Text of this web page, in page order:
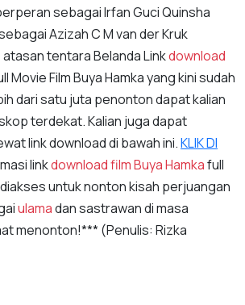
sebagai Irfan Guci Quinsha
Azizah C M van der Kruk
tentara Belanda Linkdownload
Movie Film Buya Hamka yang kini sudah
dari satu juta penonton dapat kalian
terdekat. Kalian juga dapat
link download di bawah ini.KLIK DI
linkdownload film Buya Hamkafull
untuk nonton kisah perjuangan
ulamadan sastrawan di masa
menonton!*** (Penulis: Rizka